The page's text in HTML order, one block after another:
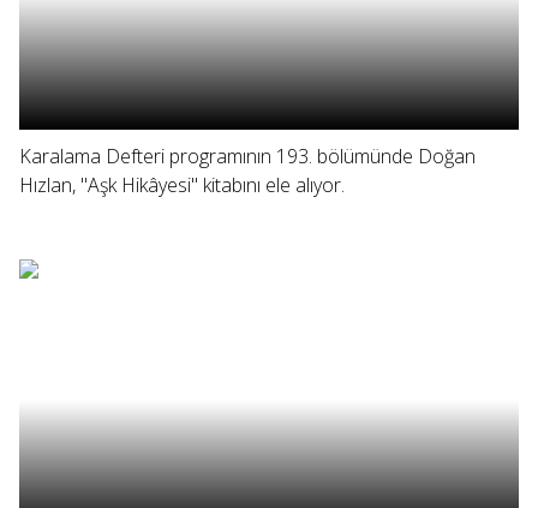
Karalama Defteri programının 193. bölümünde Doğan
Hızlan, "Aşk Hikâyesi" kitabını ele alıyor.